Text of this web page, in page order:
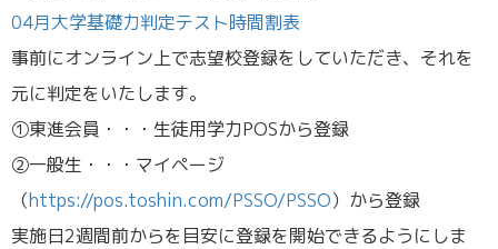
04月大学基礎力判定テスト時間割表
事前にオンライン上で志望校登録をしていただき、それを
元に判定をいたします。
①東進会員・・・生徒用学力POSから登録
②一般生・・・マイページ
（https://pos.toshin.com/PSSO/PSSO）から登録
実施日2週間前からを目安に登録を開始できるようにしま